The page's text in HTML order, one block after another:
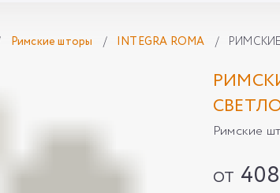
Римские шторы / INTEGRA ROMA /
Римские
от